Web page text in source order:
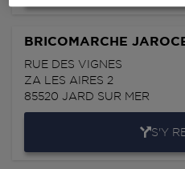
BRICOMARCHE
RUE DES VIGNES
ZA LES AIRES 2
85520 JARD SUR MER
S'Y